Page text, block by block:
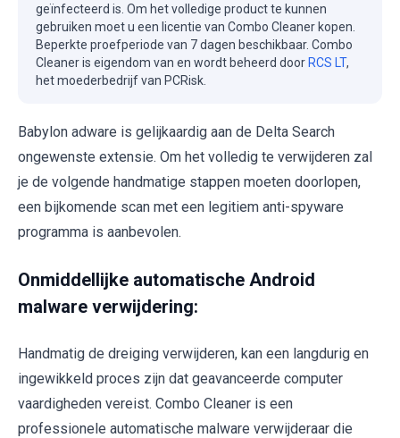
geïnfecteerd is. Om het volledige product te kunnen
gebruiken moet u een licentie van Combo Cleaner kopen.
Beperkte proefperiode van 7 dagen beschikbaar. Combo
Cleaner is eigendom van en wordt beheerd door RCS LT,
het moederbedrijf van PCRisk.
Babylon adware is gelijkaardig aan de Delta Search
ongewenste extensie. Om het volledig te verwijderen zal
je de volgende handmatige stappen moeten doorlopen,
een bijkomende scan met een legitiem anti-spyware
programma is aanbevolen.
Onmiddellijke automatische Android
malware verwijdering:
Handmatig de dreiging verwijderen, kan een langdurig en
ingewikkeld proces zijn dat geavanceerde computer
vaardigheden vereist. Combo Cleaner is een
professionele automatische malware verwijderaar die